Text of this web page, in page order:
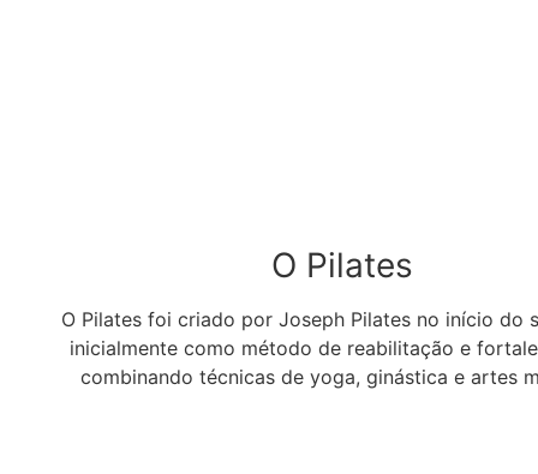
O Pilates
O Pilates foi criado por Joseph Pilates no início do
inicialmente como método de reabilitação e
combinando técnicas de yoga, ginástica e artes